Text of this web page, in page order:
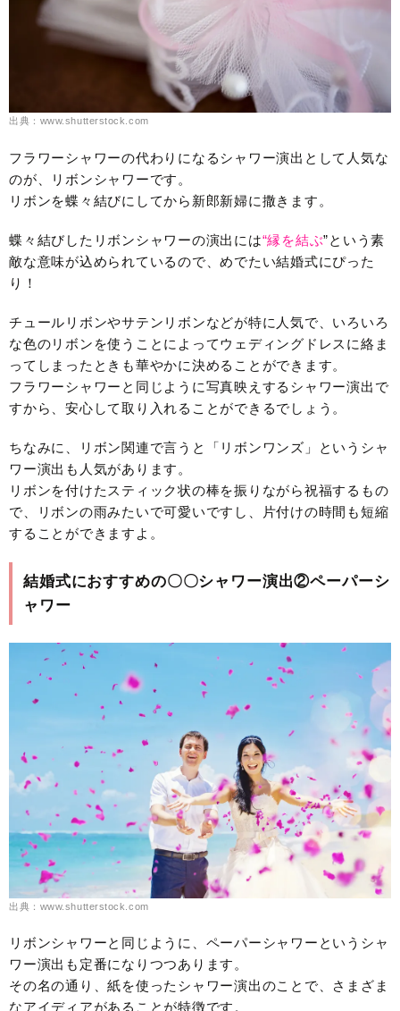
出典：www.shutterstock.com
フラワーシャワーの代わりになるシャワー演出として人気な
のが、リボンシャワーです。
リボンを蝶々結びにしてから新郎新婦に撒きます。
蝶々結びしたリボンシャワーの演出には“縁を結ぶ”という素
敵な意味が込められているので、めでたい結婚式にぴった
り！
チュールリボンやサテンリボンなどが特に人気で、いろいろ
な色のリボンを使うことによってウェディングドレスに絡ま
ってしまったときも華やかに決めることができます。
フラワーシャワーと同じように写真映えするシャワー演出で
すから、安心して取り入れることができるでしょう。
ちなみに、リボン関連で言うと「リボンワンズ」というシャ
ワー演出も人気があります。
リボンを付けたスティック状の棒を振りながら祝福するもの
で、リボンの雨みたいで可愛いですし、片付けの時間も短縮
することができますよ。
結婚式におすすめの〇〇シャワー演出②ペーパーシ
ャワー
出典：www.shutterstock.com
リボンシャワーと同じように、ペーパーシャワーというシャ
ワー演出も定番になりつつあります。
その名の通り、紙を使ったシャワー演出のことで、さまざま
なアイディアがあることが特徴です。